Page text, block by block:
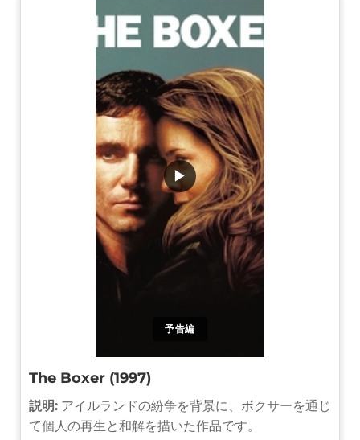
予告編
▶
The Boxer (1997)
説明: アイルランドの紛争を背景に、ボクサーを通じ
て個人の再生と和解を描いた作品です。